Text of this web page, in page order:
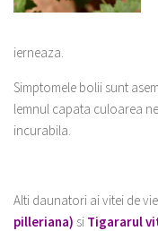
ierneaza.
Simptomele bolii sunt
lemnul capata culoarea
incurabila.
Alti daunatori ai vitei de
pilleriana) si Tigararul